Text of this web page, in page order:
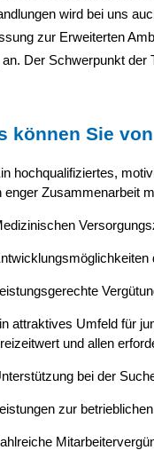
wird bei uns
zur Erweiterten
an. Der Schwerpunkt der
können Sie
hochqualifiziertes,
enger Zusammenarbeit
attraktives Umfeld für
und allen
bei der
zur